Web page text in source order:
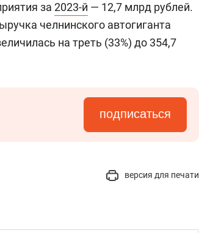
за 2023-й — 12,7 млрд рублей.
челнинского автогиганта
на треть (33%) до 354,7
подписаться
версия для печати